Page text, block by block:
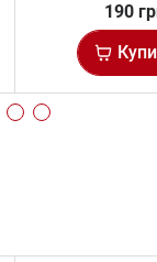
190